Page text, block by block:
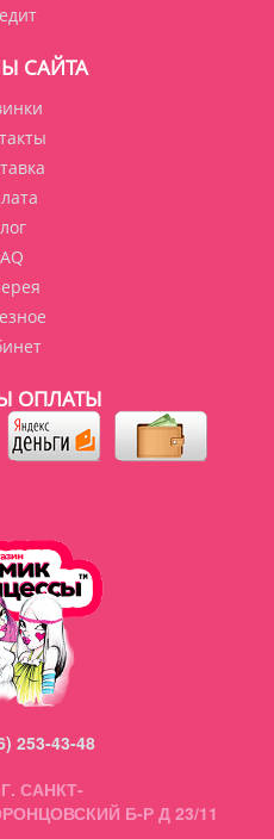
САЙТА
ОПЛАТЫ
253-43-48
САНКТ-
Б-Р Д 23/11